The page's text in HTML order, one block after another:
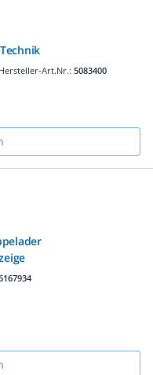
Hersteller-Art.Nr.: 5083400